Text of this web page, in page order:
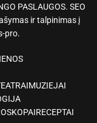
PASLAUGOS. SEO
ir talpinimas į
pro.
MUZIEJAI
RECEPTAI